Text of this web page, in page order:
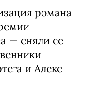
романа
— сняли ее
и Алекс